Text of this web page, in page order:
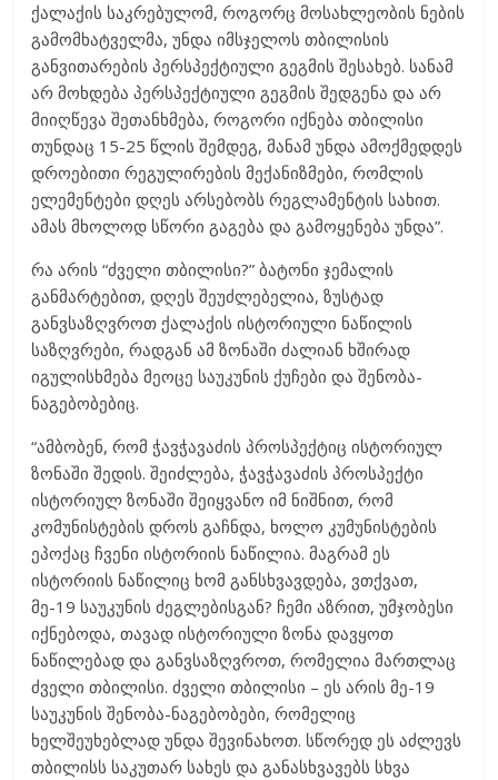
ქალაქის საკრებულომ, როგორც მოსახლეობის ნების
გამომხატველმა, უნდა იმსჯელოს თბილისის
განვითარების პერსპექტიული გეგმის შესახებ. სანამ
არ მოხდება პერსპექტიული გეგმის შედგენა და არ
მიიღწევა შეთანხმება, როგორი იქნება თბილისი
თუნდაც 15-25 წლის შემდეგ, მანამ უნდა ამოქმედდეს
დროებითი რეგულირების მექანიზმები, რომლის
ელემენტები დღეს არსებობს რეგლამენტის სახით.
ამას მხოლოდ სწორი გაგება და გამოყენება უნდა”.
რა არის “ძველი თბილისი?” ბატონი ჯემალის
განმარტებით, დღეს შეუძლებელია, ზუსტად
განვსაზღვროთ ქალაქის ისტორიული ნაწილის
საზღვრები, რადგან ამ ზონაში ძალიან ხშირად
იგულისხმება მეოცე საუკუნის ქუჩები და შენობა-
ნაგებობებიც.
“ამბობენ, რომ ჭავჭავაძის პროსპექტიც ისტორიულ
ზონაში შედის. შეიძლება, ჭავჭავაძის პროსპექტი
ისტორიულ ზონაში შეიყვანო იმ ნიშნით, რომ
კომუნისტების დროს გაჩნდა, ხოლო კუმუნისტების
ეპოქაც ჩვენი ისტორიის ნაწილია. მაგრამ ეს
ისტორიის ნაწილიც ხომ განსხვავდება, ვთქვათ,
მე-19 საუკუნის ძეგლებისგან? ჩემი აზრით, უმჯობესი
იქნებოდა, თავად ისტორიული ზონა დავყოთ
ნაწილებად და განვსაზღვროთ, რომელია მართლაც
ძველი თბილისი. ძველი თბილისი – ეს არის მე-19
საუკუნის შენობა-ნაგებობები, რომელიც
ხელშეუხებლად უნდა შევინახოთ. სწორედ ეს აძლევს
თბილისს საკუთარ სახეს და განასხვავებს სხვა